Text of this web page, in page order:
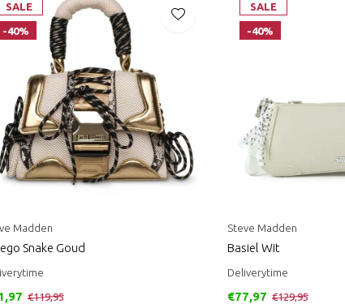
SALE
-40%
Madden
Snake Goud
€119,95
SALE
-40%
Steve Madden
Basiel Wit
Deliverytime
€77,97 €129,95